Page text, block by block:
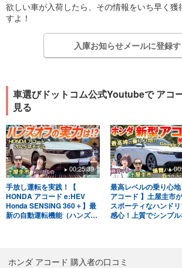
欲しい車が入荷したら、その情報をいち早く獲
すよ！
入庫お知らせメールに登録
車選びドットコム公式Youtubeで アコ
見る
00:25:39
手放し運転を実践！【
HONDA アコード e:HEV
Honda SENSING 360＋】最
新の自動運転機能（ハンズオ
最高レベルの乗り心
アコード 】土屋圭市
スポーティなハンド
感心！上質でシンプ
ホンダ アコード 購入者の口コミ